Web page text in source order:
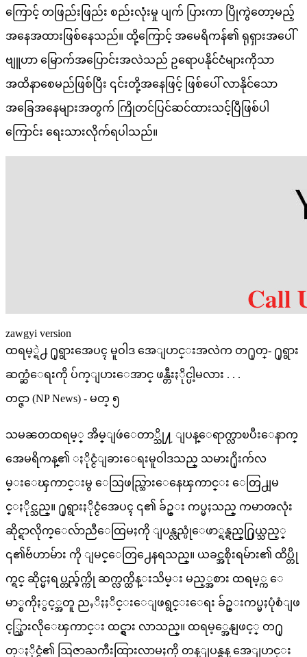
ကြောင့် တဖြည်းဖြည်း စည်းလုံးမှု ပျက် ပြားကာ ပြိုကွဲတော့မည့်
အနေအထားဖြစ်နေသည်။ ထို့ကြောင့် အမေရိကန်၏ ရုရှားအပေါ်
ဗျူဟာ မြောက်အပြောင်းအလဲသည် ဥရောပနိုင်ငံများကိုသာ
အထိနာစေမည်ဖြစ်ပြီး ၎င်းတို့အနေဖြင့် ဖြစ်ပေါ် လာနိုင်သော
အခြေအနေများအတွက် ကြိုတင်ပြင်ဆင်ထားသင့်ပြီဖြစ်ပါ
ကြောင်း ရေးသားလိုက်ရပါသည်။
zawgyi version
ထရမ့္ရဲ႕ ႐ုရွားအေပၚ မူဝါဒ အေျပာင္းအလဲက တ႐ုတ္- ႐ုရွား
ဆက္ဆံေရးကို ပ်က္ျပားေအာင္ ဖန္တီးႏိုင္ပါ့မလား . . .
တင္ဇာ (NP News) - မတ္ ၅
သမၼတထရမ့္ အိမ္ျဖဴေတာ္သို႔ ျပန္ေရာက္လာၿပီးေနာက္
အေမရိကန္၏ ႏိုင္ငံျခားေရးမူဝါဒသည္ သမား႐ိုးက်လ
မ္းေၾကာင္းမွ ေသြဖည္သြားေနေၾကာင္း ေတြ႕ျမ
င္ႏိုင္သည္။ ႐ုရွားႏိုင္ငံအေပၚ ၎၏ ခ်ဥ္း ကပ္မႈသည္ ကမာၻလုံး
ဆိုင္ရာလိုက္ေလ်ာညီေထြမႈကို ျပန္လည္ပုံေဖာ္ရန္ရည္႐ြယ္သည့္
၎၏ဗ်ဴဟာမ်ား ကို ျမင္ေတြ႕ေနရသည္။ ယခင္အစိုးရမ်ား၏ ထိပ္တို
က္ရင္ ဆိုင္မႈရပ္တည္ခ်က္ကို ဆက္လက္ထိန္းသိမ္း မည့္အစား ထရမ့္က ေ
မာ္စကိုႏွင့္အတူ ညႇိႏႈိင္းေျဖရွင္းေရး ခ်ဥ္းကပ္မႈပုံစံျဖ
င့္သြားလိုေၾကာင္း ထင္ရွား လာသည္။ ထရမ့္အေနျဖင့္ တ႐ု
တ္ႏိုင္ငံ၏ ဩဇာႀကီးထြားလာမႈကို တန္ျပန္ရန္ အေျပာင္း